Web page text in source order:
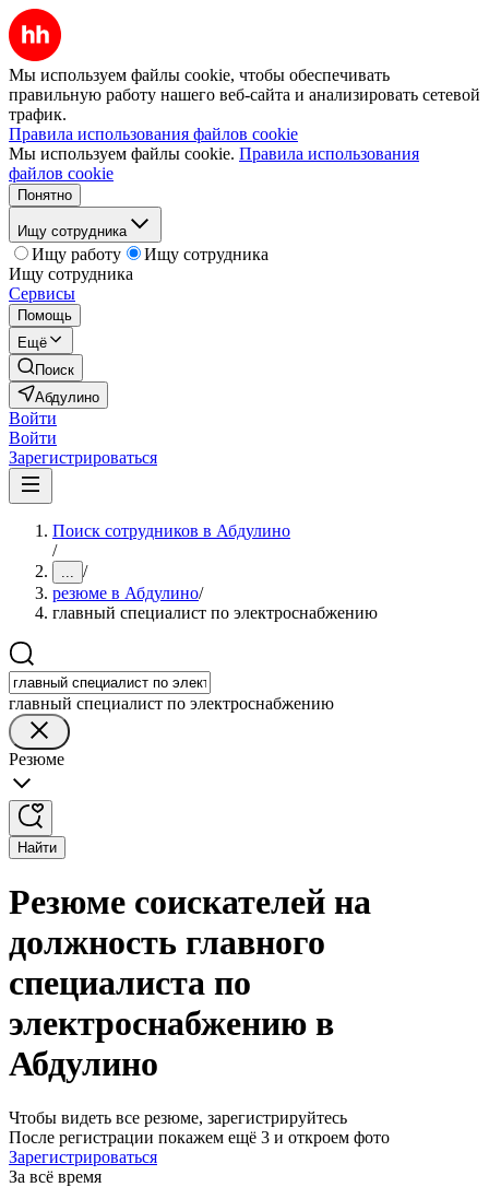
Мы используем файлы cookie, чтобы обеспечивать
правильную работу нашего веб-сайта и анализировать сетевой
трафик.
Правила использования файлов cookie
Мы используем файлы cookie. Правила использования
файлов cookie
Понятно
Ищу сотрудника
Ищу работу
Ищу сотрудника
Ищу сотрудника
Сервисы
Помощь
Ещё
Поиск
Абдулино
Войти
Войти
Зарегистрироваться
Поиск сотрудников в Абдулино
/
... /
резюме в Абдулино/
главный специалист по электроснабжению
главный специалист по электроснабжению
Резюме
Найти
Резюме соискателей на
должность главного
специалиста по
электроснабжению в
Абдулино
Чтобы видеть все резюме, зарегистрируйтесь
После регистрации покажем ещё 3 и откроем фото
Зарегистрироваться
За всё время